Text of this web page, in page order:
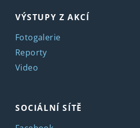
VÝSTUPY Z AKCÍ
Fotogalerie
Reporty
Video
SOCIÁLNÍ SÍTĚ